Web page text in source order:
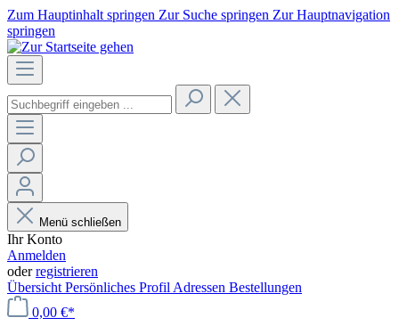
Zum Hauptinhalt springen Zur Suche springen Zur Hauptnavigation
springen
Menü schließen
Ihr Konto
Anmelden
oderregistrieren
Übersicht Persönliches Profil Adressen Bestellungen
0,00 €*